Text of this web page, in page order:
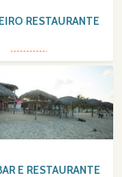
RESTAURANTE
E RESTAURANTE